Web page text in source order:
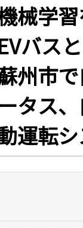
械学
バス
州市
タス
運転